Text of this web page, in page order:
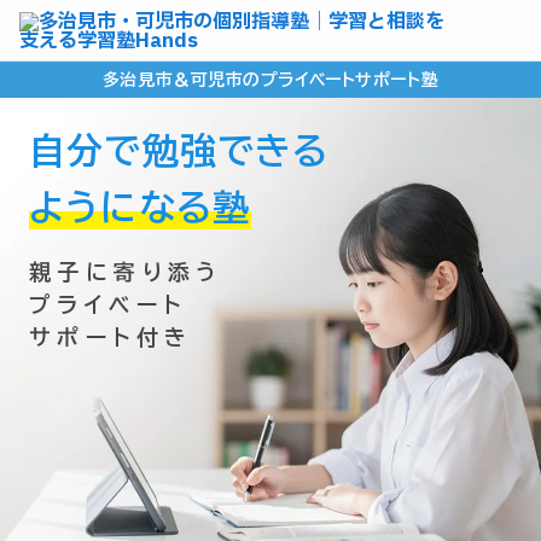
多治見市＆可児市のプライベートサポート塾
自分で勉強できる
ようになる塾
親子に寄り添う
プライベート
サポート付き